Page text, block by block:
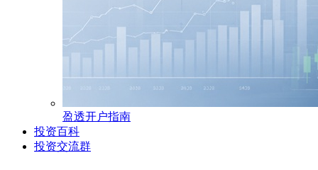
盈透开户指南
投资百科
投资交流群